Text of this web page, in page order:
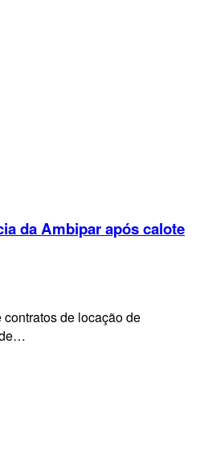
da Ambipar após calote
de locação de